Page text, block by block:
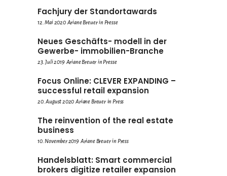
Fachjury der Standortawards
12. Mai 2020 Ariane Breuer in Presse
Neues Geschäfts- modell in der
Gewerbe- immobilien-Branche
23. Juli 2019 Ariane Breuer in Presse
Focus Online: CLEVER EXPANDING –
successful retail expansion
20. August 2020 Ariane Breuer in Press
The reinvention of the real estate
business
10. November 2019 Ariane Breuer in Press
Handelsblatt: Smart commercial
brokers digitize retailer expansion